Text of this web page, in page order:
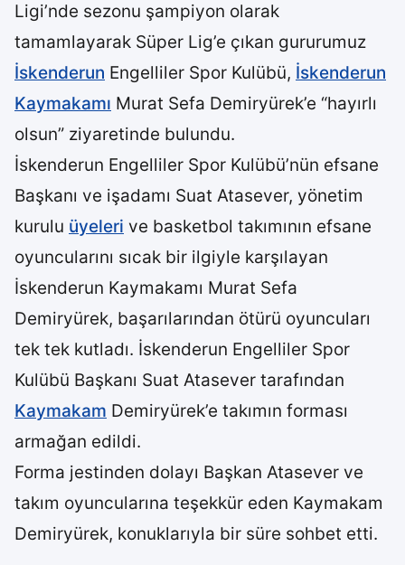
Ligi’nde sezonu şampiyon olarak
tamamlayarak Süper Lig’e çıkan gururumuz
İskenderun Engelliler Spor Kulübü, İskenderun
Kaymakamı Murat Sefa Demiryürek’e “hayırlı
olsun” ziyaretinde bulundu.
İskenderun Engelliler Spor Kulübü’nün efsane
Başkanı ve işadamı Suat Atasever, yönetim
kurulu üyeleri ve basketbol takımının efsane
oyuncularını sıcak bir ilgiyle karşılayan
İskenderun Kaymakamı Murat Sefa
Demiryürek, başarılarından ötürü oyuncuları
tek tek kutladı. İskenderun Engelliler Spor
Kulübü Başkanı Suat Atasever tarafından
Kaymakam Demiryürek’e takımın forması
armağan edildi.
Forma jestinden dolayı Başkan Atasever ve
takım oyuncularına teşekkür eden Kaymakam
Demiryürek, konuklarıyla bir süre sohbet etti.